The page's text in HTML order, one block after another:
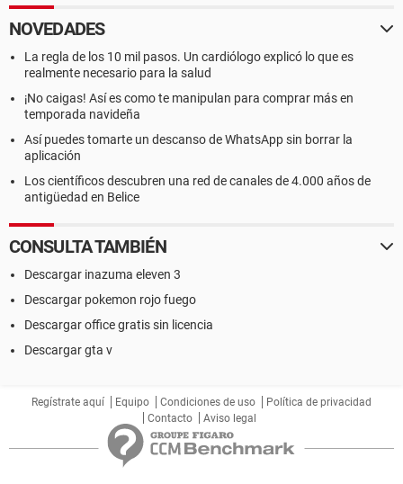
NOVEDADES
La regla de los 10 mil pasos. Un cardiólogo explicó lo que es
realmente necesario para la salud
¡No caigas! Así es como te manipulan para comprar más en
temporada navideña
Así puedes tomarte un descanso de WhatsApp sin borrar la
aplicación
Los científicos descubren una red de canales de 4.000 años de
antigüedad en Belice
CONSULTA TAMBIÉN
Descargar inazuma eleven 3
Descargar pokemon rojo fuego
Descargar office gratis sin licencia
Descargar gta v
Regístrate aquí Equipo Condiciones de uso
Política de privacidad
Contacto
Aviso legal